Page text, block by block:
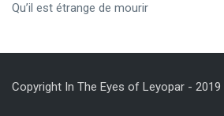
Qu’il est étrange de mourir
Copyright In The Eyes of Leyopar - 2019